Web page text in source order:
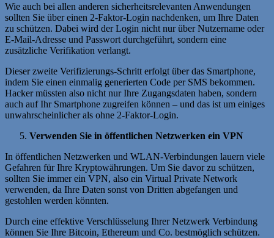
Wie auch bei allen anderen sicherheitsrelevanten Anwendungen
sollten Sie über einen 2-Faktor-Login nachdenken, um Ihre Daten
zu schützen. Dabei wird der Login nicht nur über Nutzername oder
E-Mail-Adresse und Passwort durchgeführt, sondern eine
zusätzliche Verifikation verlangt.
Dieser zweite Verifizierungs-Schritt erfolgt über das Smartphone,
indem Sie einen einmalig generierten Code per SMS bekommen.
Hacker müssten also nicht nur Ihre Zugangsdaten haben, sondern
auch auf Ihr Smartphone zugreifen können – und das ist um einiges
unwahrscheinlicher als ohne 2-Faktor-Login.
Verwenden Sie in öffentlichen Netzwerken ein VPN
In öffentlichen Netzwerken und WLAN-Verbindungen lauern viele
Gefahren für Ihre Kryptowährungen. Um Sie davor zu schützen,
sollten Sie immer ein VPN, also ein Virtual Private Network
verwenden, da Ihre Daten sonst von Dritten abgefangen und
gestohlen werden könnten.
Durch eine effektive Verschlüsselung Ihrer Netzwerk Verbindung
können Sie Ihre Bitcoin, Ethereum und Co. bestmöglich schützen.